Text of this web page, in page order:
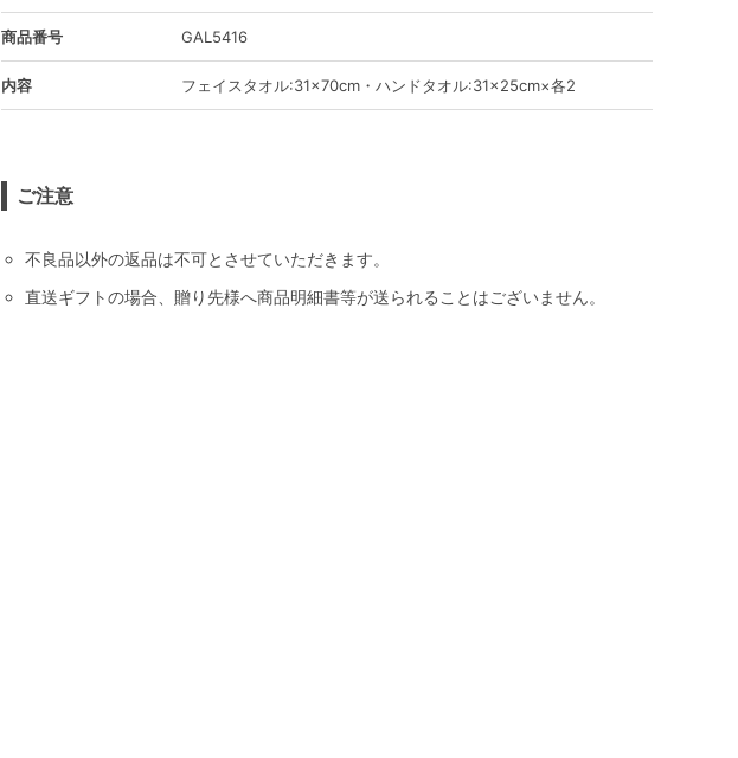
商品番号 GAL5416
内容 フェイスタオル:31×70cm・ハンドタオル:31×25cm×各2
ご注意
不良品以外の返品は不可とさせていただきます。
直送ギフトの場合、贈り先様へ商品明細書等が送られることはございません。